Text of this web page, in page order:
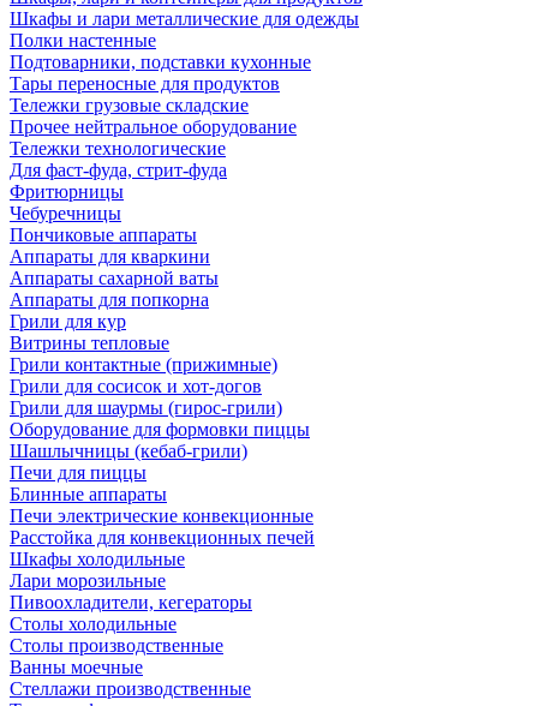
Шкафы и лари металлические для одежды
Полки настенные
Подтоварники, подставки кухонные
Тары переносные для продуктов
Тележки грузовые складские
Прочее нейтральное оборудование
Тележки технологические
Для фаст-фуда, стрит-фуда
Фритюрницы
Чебуречницы
Пончиковые аппараты
Аппараты для кваркини
Аппараты сахарной ваты
Аппараты для попкорна
Грили для кур
Витрины тепловые
Грили контактные (прижимные)
Грили для сосисок и хот-догов
Грили для шаурмы (гирос-грили)
Оборудование для формовки пиццы
Шашлычницы (кебаб-грили)
Печи для пиццы
Блинные аппараты
Печи электрические конвекционные
Расстойка для конвекционных печей
Шкафы холодильные
Лари морозильные
Пивоохладители, кегераторы
Столы холодильные
Столы производственные
Ванны моечные
Стеллажи производственные